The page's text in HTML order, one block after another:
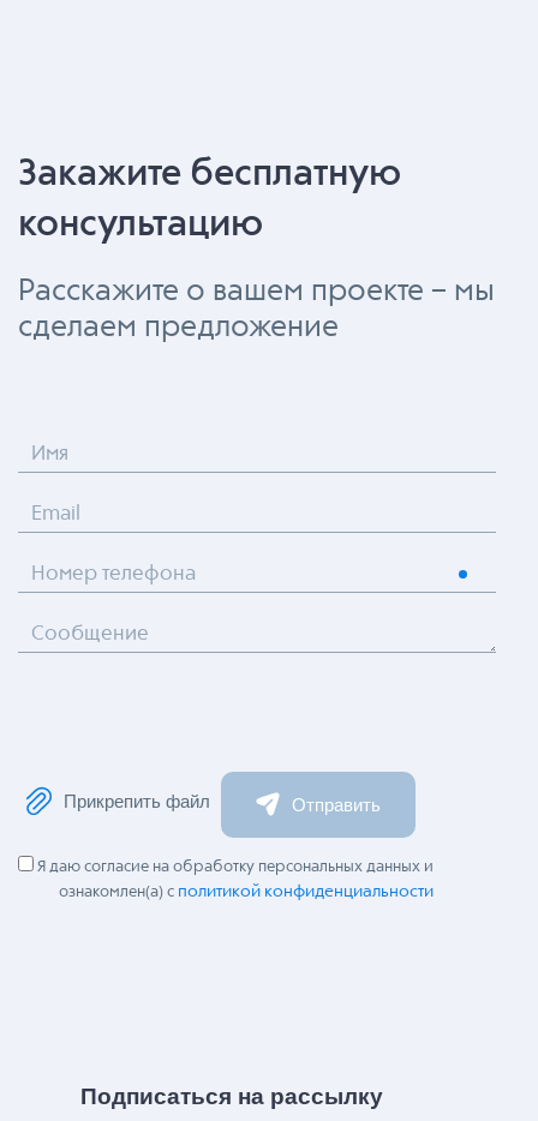
Закажите бесплатную
консультацию
Расскажите о вашем проекте – мы
сделаем предложение
Имя
Email
Номер телефона
Сообщение
Прикрепить файл Отправить
Я даю согласие на обработку персональных данных и
ознакомлен(а) с политикой конфиденциальности
Подписаться на рассылку